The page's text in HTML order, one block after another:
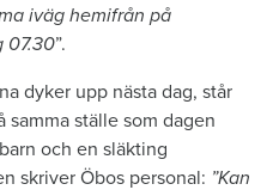
iväg hemifrån på
07.30”.
dyker upp nästa dag, står
samma ställe som dagen
och en släkting
skriver Öbos personal: ”Kan